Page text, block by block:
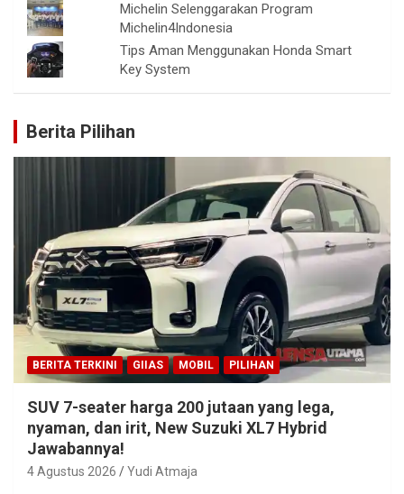
Michelin Selenggarakan Program
Michelin4Indonesia
Tips Aman Menggunakan Honda Smart
Key System
Berita Pilihan
BERITA TERKINI GIIAS MOBIL PILIHAN
SUV 7-seater harga 200 jutaan yang lega,
nyaman, dan irit, New Suzuki XL7 Hybrid
Jawabannya!
4 Agustus 2026 Yudi Atmaja